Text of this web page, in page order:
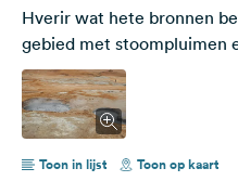
Hverir wat hete bronnen
gebied met stoompluimen
Toon in lijst Toon op kaart